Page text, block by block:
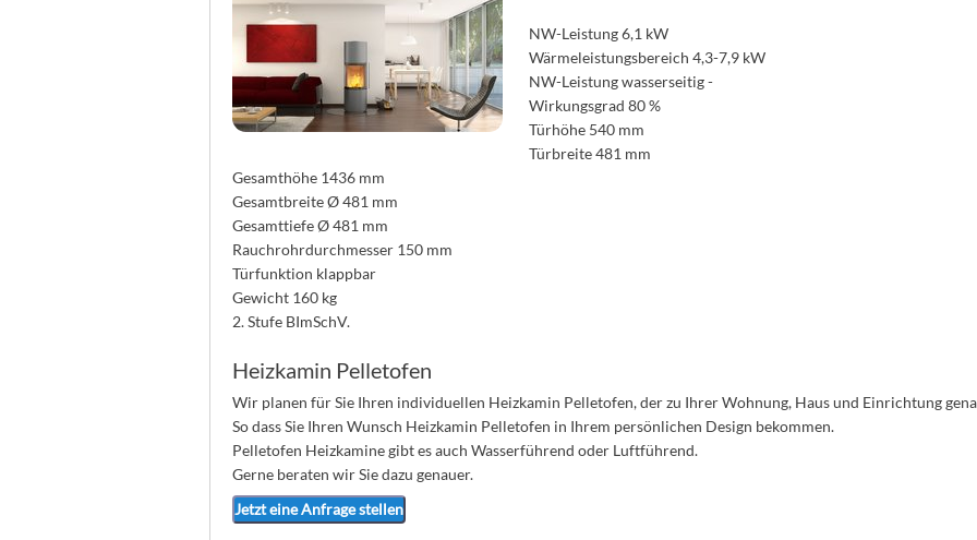
NW-Leistung 6,1 kW
Wärmeleistungsbereich 4,3-7,9 kW
NW-Leistung wasserseitig -
Wirkungsgrad 80 %
Türhöhe 540 mm
Türbreite 481 mm
Gesamthöhe 1436 mm
Gesamtbreite Ø 481 mm
Gesamttiefe Ø 481 mm
Rauchrohrdurchmesser 150 mm
Türfunktion klappbar
Gewicht 160 kg
2. Stufe BImSchV.
Heizkamin Pelletofen
Wir planen für Sie Ihren individuellen Heizkamin Pelletofen, der zu Ihrer Wohnung, Haus und Einrichtung
So dass Sie Ihren Wunsch Heizkamin Pelletofen in Ihrem persönlichen Design bekommen.
Pelletofen Heizkamine gibt es auch Wasserführend oder Luftführend.
Gerne beraten wir Sie dazu genauer.
Jetzt eine Anfrage stellen